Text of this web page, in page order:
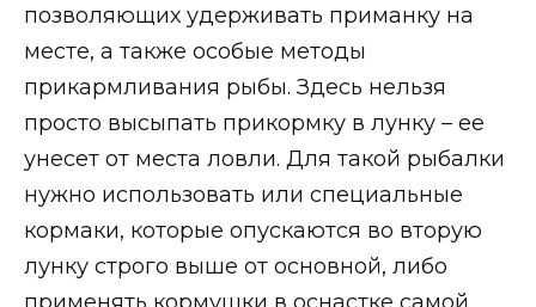
позволяющих удерживать приманку на
месте, а также особые методы
прикармливания рыбы. Здесь нельзя
просто высыпать прикормку в лунку – ее
унесет от места ловли. Для такой рыбалки
нужно использовать или специальные
кормаки, которые опускаются во вторую
лунку строго выше от основной, либо